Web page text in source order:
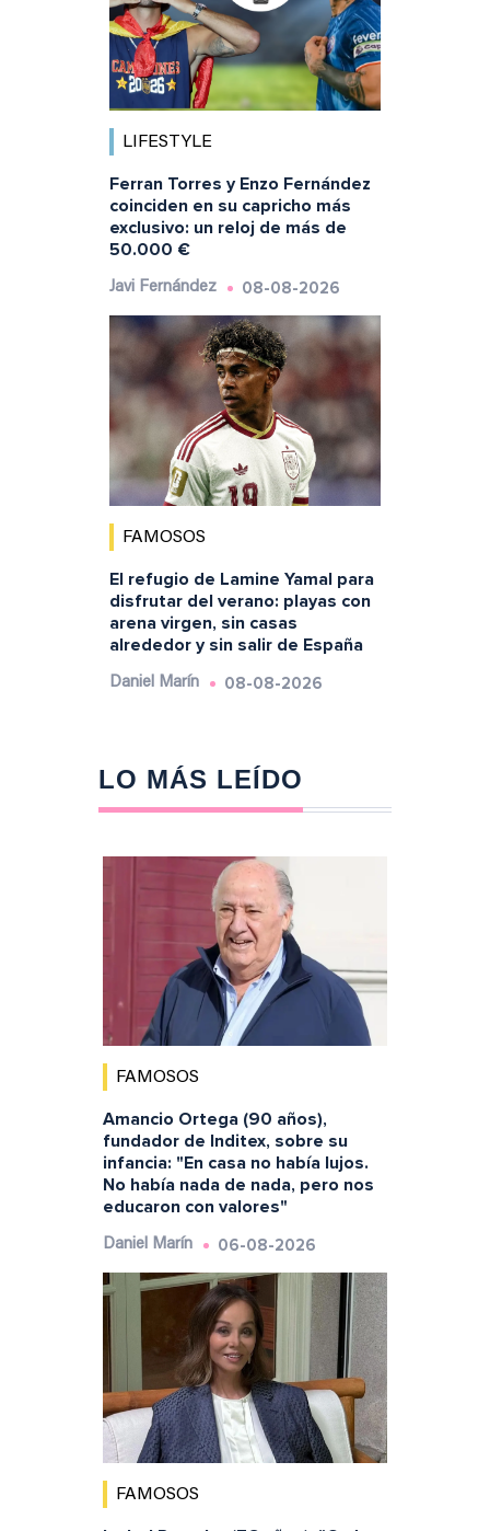
LIFESTYLE
Ferran Torres y Enzo Fernández
coinciden en su capricho más
exclusivo: un reloj de más de
50.000 €
Javi Fernández 08-08-2026
FAMOSOS
El refugio de Lamine Yamal para
disfrutar del verano: playas con
arena virgen, sin casas
alrededor y sin salir de España
Daniel Marín 08-08-2026
LO MÁS LEÍDO
FAMOSOS
Amancio Ortega (90 años),
fundador de Inditex, sobre su
infancia: "En casa no había lujos.
No había nada de nada, pero nos
educaron con valores"
Daniel Marín 06-08-2026
FAMOSOS